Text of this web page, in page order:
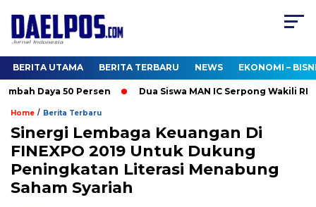
BERITA UTAMA BERITA TERBARU NEWS EKONOMI –
Daya 50 Persen Dua Siswa MAN IC Serpong Wakili RI di
Home / Berita Terbaru
Sinergi Lembaga Keuangan Di
FINEXPO 2019 Untuk Dukung
Peningkatan Literasi Menabung
Saham Syariah